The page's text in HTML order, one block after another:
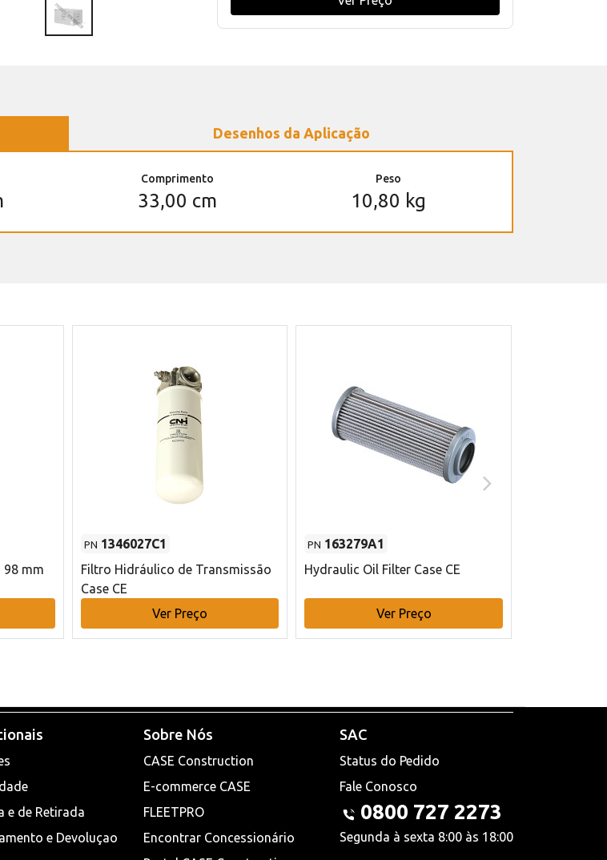
Desenhos da Aplicação
Comprimento
33,00 cm
Peso
10,80 kg
mm
PN 1346027C1
Filtro Hidráulico de Transmissão
Case CE
Ver Preço
PN 163279A1
Hydraulic Oil Filter Case CE
Ver Preço
e de Retirada
e Devoluçao
Sobre Nós
CASE Construction
E-commerce CASE
FLEETPRO
Encontrar Concessionário
SAC
Status do Pedido
Fale Conosco
0800 727 2273
Segunda à sexta 8:00 às 18:00